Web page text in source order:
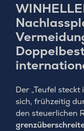
Der „Teufel
sich, frühzeitig
den steuerlichen